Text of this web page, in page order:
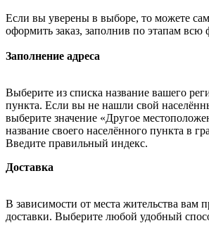
Если вы уверены в выборе, то можете
оформить заказ, заполнив по этапам всю
Заполнение адреса
Выберите из списка название вашего
пункта. Если вы не нашли свой
выберите значение «Другое
название своего населённого пункта в
Введите правильный индекс.
Доставка
В зависимости от места жительства вам
доставки. Выберите любой удобный